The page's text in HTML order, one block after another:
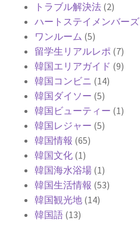
トラブル解決法 (2)
ハートステイメンバーズ
ワンルーム (5)
留学生リアルレポ (7)
韓国エリアガイド (9)
韓国コンビニ (14)
韓国ダイソー (5)
韓国ビューティー (1)
韓国レジャー (5)
韓国情報 (65)
韓国文化 (1)
韓国海水浴場 (1)
韓国生活情報 (53)
韓国観光地 (14)
韓国語 (13)